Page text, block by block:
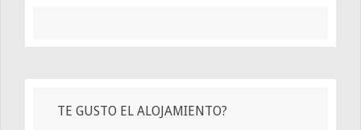
TE GUSTO EL ALOJAMIENTO?